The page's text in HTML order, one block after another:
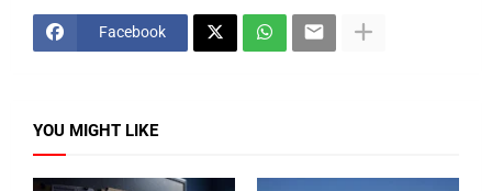
Facebook
YOU MIGHT LIKE